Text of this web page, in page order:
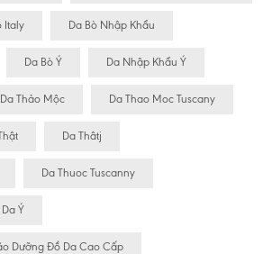
Italy Da Bò Nhập Khẩu
Da Bò Ý Da Nhập Khẩu Ý
Da Thảo Mộc Da Thao Moc Tuscany
Da Thâtj
Da Thuoc Tuscanny
Da Ý
Dưỡng Đồ Da Cao Cấp